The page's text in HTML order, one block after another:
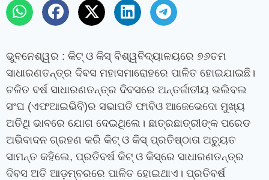
ଭୁବନେଶ୍ୱର : କିଟ୍ ଓ କିସ୍ ବିଶ୍ୱବିଦ୍ୟାଳୟରେ ୭୬ତମ
ସାଧାରଣତନ୍ତ୍ର ଦିବସ ମହାସମାରୋହରେ ପାଳିତ ହୋଇଯାଇଛି।
ଚଳିତ ବର୍ଷ ସାଧାରଣତନ୍ତ୍ର ଦିବସରେ ଅନ୍ତର୍ଜାତୀୟ ଭଲିବଲ
ସଂଘ (ଏଫଆଇଭିବି)ର ସଭାପତି ଫାବିଓ ଆଜେଭେଦୋ ମୁଖ୍ୟ
ଅତିଥି ଭାବରେ ଯୋଗ ଦେଇଥିଲେ। ଛାତ୍ରଛାତ୍ରୀଙ୍କ ପରେଡ
ଅଭିବାଦନ ଗ୍ରହଣ କରି କିଟ୍ ଓ କିସ୍ ପ୍ରତିଷ୍ଠାତା ଅଚ୍ୟୁତ
ସାମନ୍ତ କହିଲେ, ପ୍ରତିବର୍ଷ କିଟ୍ ଓ କିସ୍‌ରେ ସାଧାରଣତନ୍ତ୍ର
ଦିବସ ଅତି ଆଡ଼ମ୍ବରରେ ପାଳିତ ହୋଇଥାଏ। ପ୍ରତିବର୍ଷ